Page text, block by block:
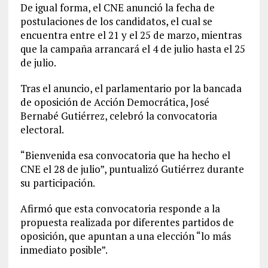
De igual forma, el CNE anunció la fecha de
postulaciones de los candidatos, el cual se
encuentra entre el 21 y el 25 de marzo, mientras
que la campaña arrancará el 4 de julio hasta el 25
de julio.
Tras el anuncio, el parlamentario por la bancada
de oposición de Acción Democrática, José
Bernabé Gutiérrez, celebró la convocatoria
electoral.
“Bienvenida esa convocatoria que ha hecho el
CNE el 28 de julio”, puntualizó Gutiérrez durante
su participación.
Afirmó que esta convocatoria responde a la
propuesta realizada por diferentes partidos de
oposición, que apuntan a una elección “lo más
inmediato posible”.